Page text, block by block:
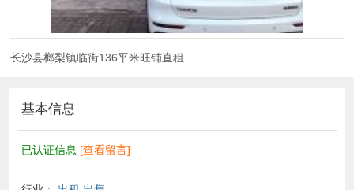
长沙县榔梨镇临街136平米旺铺直租
基本信息
已认证信息 [查看留言]